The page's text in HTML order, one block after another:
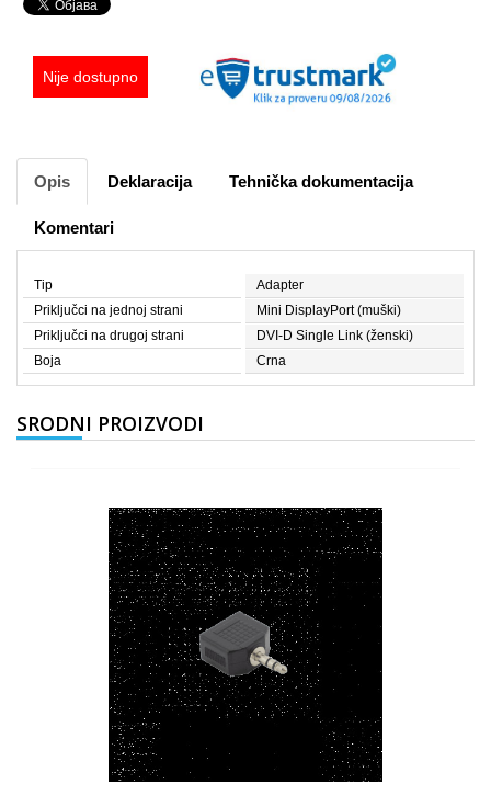
Nije dostupno
Opis Deklaracija Tehnička dokumentacija
Komentari
Tip
Adapter
Priključci na jednoj strani
Mini DisplayPort (muški)
Priključci na drugoj strani
DVI-D Single Link (ženski)
Boja
Crna
SRODNI PROIZVODI